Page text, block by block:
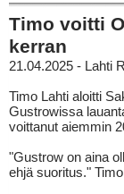
Timo voitti
kerran
21.04.2025 - Lahti
Timo Lahti aloitti
Gustrowissa
voittanut aiemmin
"Gustrow on aina
ehjä suoritus."